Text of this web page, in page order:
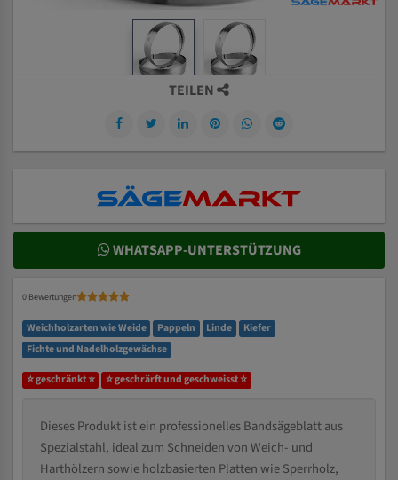
TEILEN
WHATSAPP-UNTERSTÜTZUNG
0 Bewertungen
Weichholzarten wie Weide Pappeln Linde
Kiefer
Fichte und Nadelholzgewächse
⭐ geschränkt ⭐
⭐ geschrärft und geschweisst ⭐
Dieses Produkt ist ein professionelles Bandsägeblatt aus
Spezialstahl, ideal zum Schneiden von Weich- und
Harthölzern sowie holzbasierten Platten wie Sperrholz,